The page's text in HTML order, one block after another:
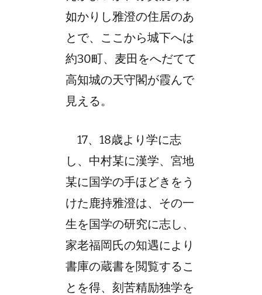
如かりし雅澄の住居のあ
とで、ここから城下へは
約30町、麦田をへだてて
高知城の天守閣が霞んで
見える。
17、18歳より学に志
し、中村某に漢学、宮地
某に国学の手ほどきをう
けた鹿持雅澄は、その一
生を国学の研究に志し、
家老福岡氏の知遇により
書庫の蔵書を閲覧するこ
とを得、刻苦精励独学を